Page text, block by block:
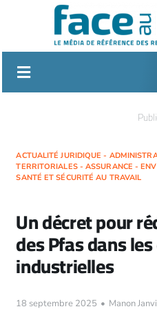
ACTUALITÉ JURIDIQUE -
TERRITORIALES - ASSURANCE -
SANTÉ ET SÉCURITÉ AU TRAVAIL
Un décret pour
des Pfas dans
industrielles
18 septembre 2025 • Manon